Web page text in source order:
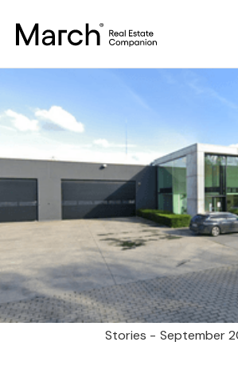
Stories - September